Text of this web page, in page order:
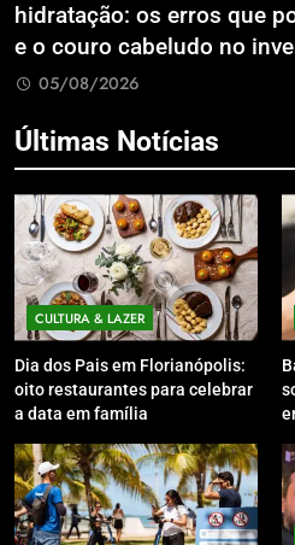
hidratação: os erros que
e o couro cabeludo no
05/08/2026
Últimas Notícias
CULTURA & LAZER
Dia dos Pais em Florianópolis:
oito restaurantes para celebrar
a data em família